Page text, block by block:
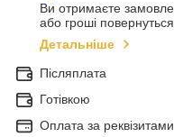
Ви отримаєте
або гроші
Детальніше
Післяплата
Готівкою
Оплата за реквізитами